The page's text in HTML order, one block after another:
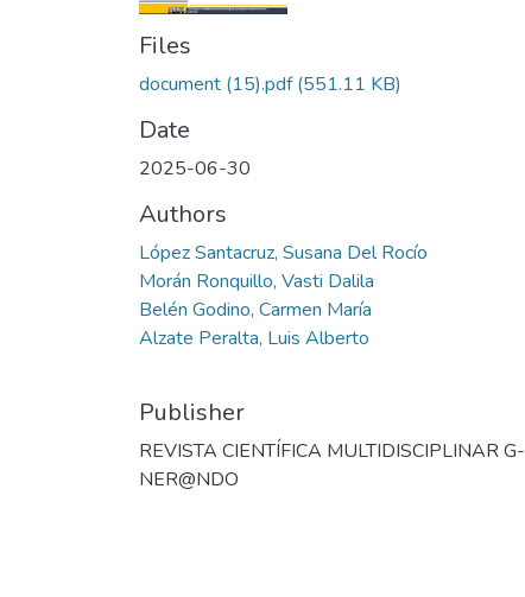
Files
document (15).pdf(551.11 KB)
Date
2025-06-30
Authors
López Santacruz, Susana Del Rocío
Morán Ronquillo, Vasti Dalila
Belén Godino, Carmen María
Alzate Peralta, Luis Alberto
Publisher
REVISTA CIENTÍFICA MULTIDISCIPLINAR G-
NER@NDO